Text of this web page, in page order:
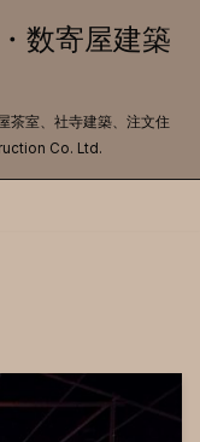
数寄屋建築
茶室、社寺建築、注文住
Co. Ltd.